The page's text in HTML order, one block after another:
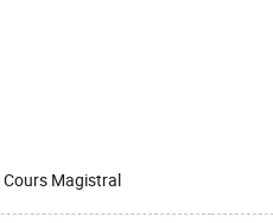
Cours Magistral